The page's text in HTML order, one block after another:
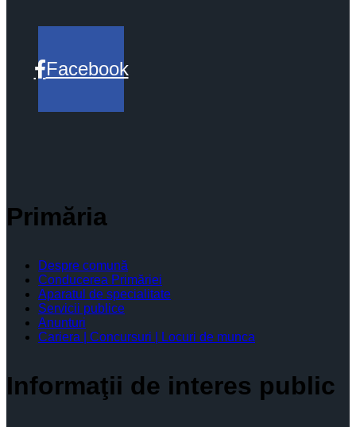
Facebook
Primăria
Despre comună
Conducerea Primăriei
Aparatul de specialitate
Servicii publice
Anunturi
Cariera | Concursuri | Locuri de munca
Informaţii de interes public